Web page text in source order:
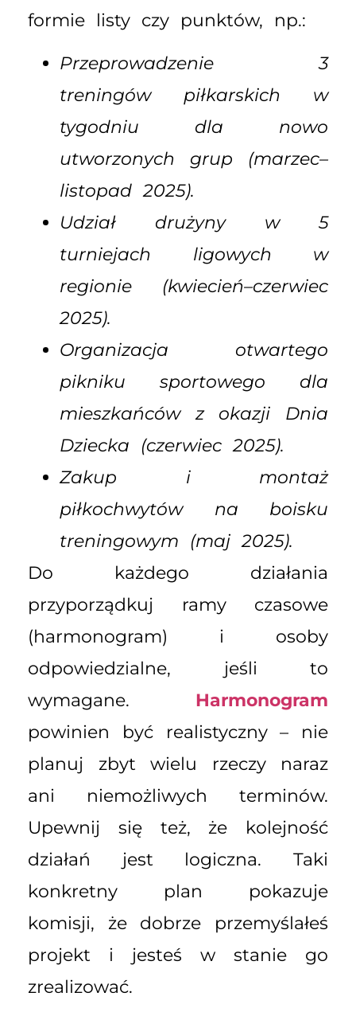
formie listy czy punktów, np.:
Przeprowadzenie 3
treningów piłkarskich w
tygodniu dla nowo
utworzonych grup (marzec–
listopad 2025).
Udział drużyny w 5
turniejach ligowych w
regionie (kwiecień–czerwiec
2025).
Organizacja otwartego
pikniku sportowego dla
mieszkańców z okazji Dnia
Dziecka (czerwiec 2025).
Zakup i montaż
piłkochwytów na boisku
treningowym (maj 2025).
Do każdego działania
przyporządkuj ramy czasowe
(harmonogram) i osoby
odpowiedzialne, jeśli to
wymagane. Harmonogram
powinien być realistyczny – nie
planuj zbyt wielu rzeczy naraz
ani niemożliwych terminów.
Upewnij się też, że kolejność
działań jest logiczna. Taki
konkretny plan pokazuje
komisji, że dobrze przemyślałeś
projekt i jesteś w stanie go
zrealizować.